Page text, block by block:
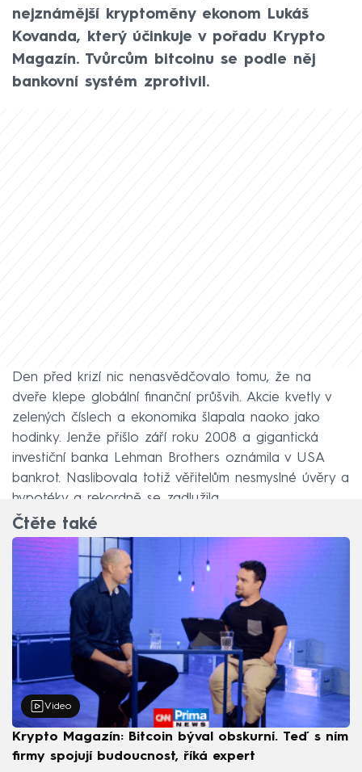
nejznámější kryptoměny ekonom Lukáš
Kovanda, který účinkuje v pořadu Krypto
Magazín. Tvůrcům bitcoinu se podle něj
bankovní systém zprotivil.
Den před krizí nic nenasvědčovalo tomu, že na
dveře klepe globální finanční průšvih. Akcie kvetly v
zelených číslech a ekonomika šlapala naoko jako
hodinky. Jenže přišlo září roku 2008 a gigantická
investiční banka Lehman Brothers oznámila v USA
bankrot. Naslibovala totiž věřitelům nesmyslné úvěry a
hypotéky a rekordně se zadlužila.
Čtěte také
Video
Krypto Magazín: Bitcoin býval obskurní. Teď s ním
firmy spojují budoucnost, říká expert